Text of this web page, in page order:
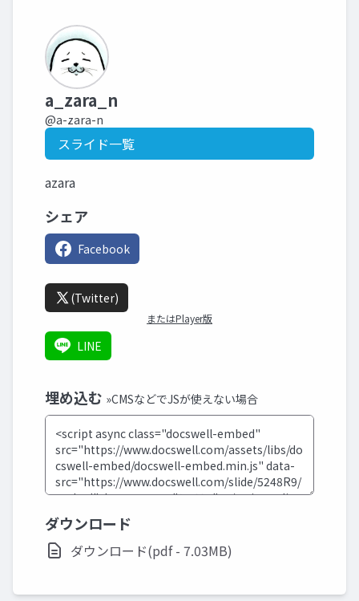
a_zara_n
@a-zara-n
スライド一覧
azara
シェア
Facebook
(Twitter)
またはPlayer版
LINE
埋め込む »CMSなどでJSが使えない場合
ダウンロード
ダウンロード(pdf - 7.03MB)